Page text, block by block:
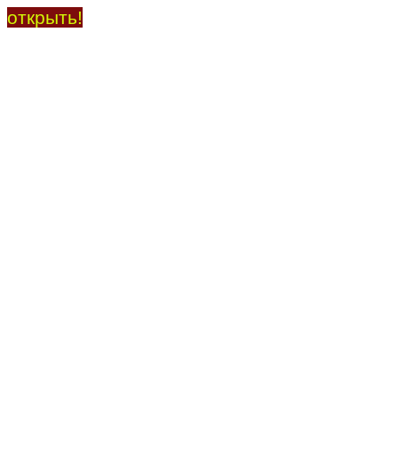
открыть!